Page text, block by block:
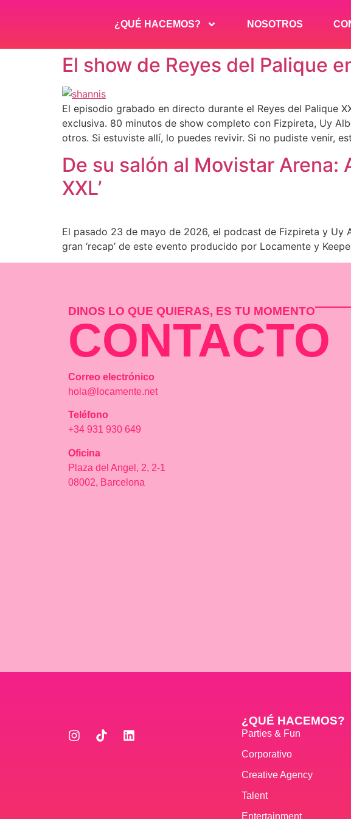
¿QUÉ HACEMOS? NOSOTROS
El show de Reyes del Palique
El episodio grabado en directo durante el Reyes del Palique
exclusiva. 80 minutos de show completo con Fizpireta, Uy
otros. Si estuviste allí, lo puedes revivir. Si no pudiste venir,
De su salón al Movistar Arena:
XXL’​
El pasado 23 de mayo de 2026, el podcast de Fizpireta y Uy
gran ‘recap’ de este evento producido por Locamente y
DINOS LO QUE QUIERAS, ES TU MOMENTO
CONTACTO
Correo electrónico
hola@locamente.net
Teléfono
+34 931 930 649
Oficina
Plaza del Angel, 2, 2-1
08002, Barcelona
¿QUÉ HACEMOS?
Parties & Fun
Corporativo
Creative Agency
Talent
Entertainment